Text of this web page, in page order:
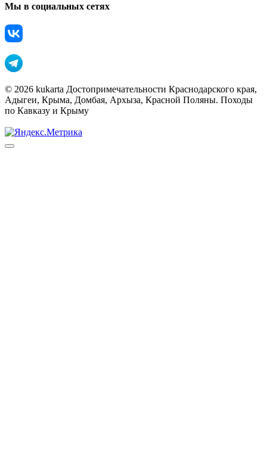
Мы в социальных сетях
© 2026 kukarta Достопримечательности Краснодарского края,
Адыгеи, Крыма, Домбая, Архыза, Красной Поляны. Походы
по Кавказу и Крыму